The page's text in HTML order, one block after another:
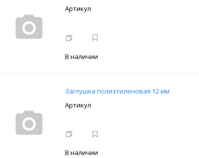
В наличии
Заглушка полиэтиленовая 12 мм
В наличии